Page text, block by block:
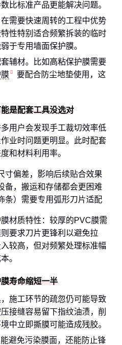
比标准产品更能解决问题。
需要快速周转的工程中优势
性特别适合频繁拆装的临时
于专用墙面保护膜。
辅材。比如高粘保护膜需要
要配合防尘地垫使用，这
是配套工具没选对
用户会发现手工裁切效率低
业时问题更明显。此时配套
和材料利用率。
寸偏差，影响后续贴合效果
备，搬运和存储都会更困难
条）需要专用弧形刀片适配
材质特性：较厚的PVC膜需
要求刀片更锋利以避免拉
较高，但对频繁处理标准幅
。
寿命缩短一半
施工环节的疏忽仍可能导致
接缝容易留下指纹油渍，削
中立即撕膜可能造成残胶。
避免污染膜面，还能防止锋